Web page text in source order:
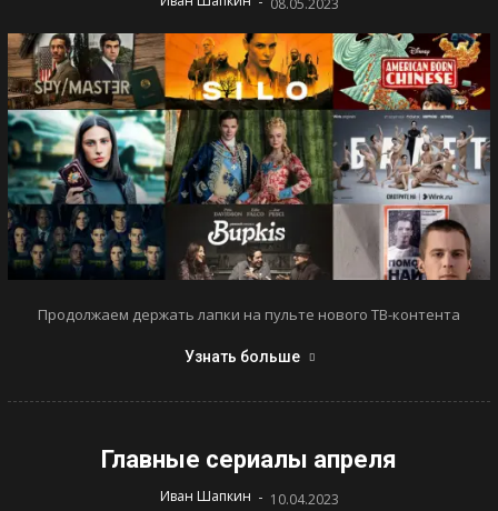
Продолжаем держать лапки на пульте нового ТВ-контента
Узнать больше
Главные сериалы апреля
Иван Шапкин - 10.04.2023